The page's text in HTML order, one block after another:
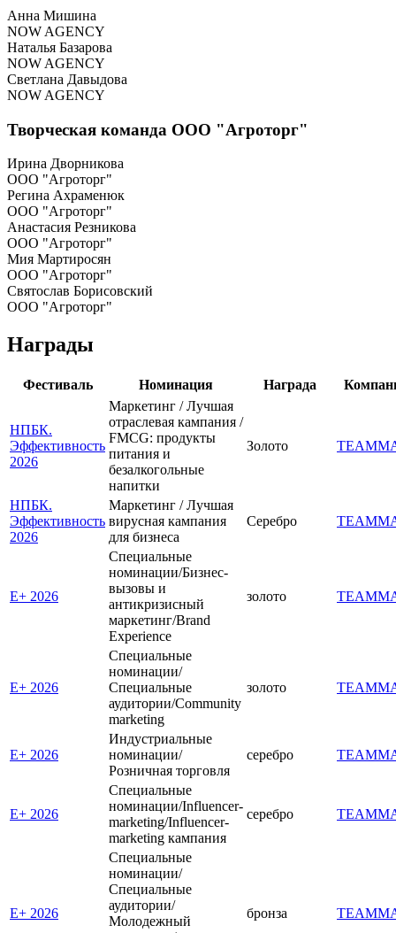
Анна Мишина
NOW AGENCY
Наталья Базарова
NOW AGENCY
Светлана Давыдова
NOW AGENCY
Творческая команда ООО "Агроторг"
Ирина Дворникова
ООО "Агроторг"
Регина Ахраменюк
ООО "Агроторг"
Анастасия Резникова
ООО "Агроторг"
Мия Мартиросян
ООО "Агроторг"
Святослав Борисовский
ООО "Агроторг"
Награды
Фестиваль Номинация Награда
НПБК.
Эффективность
2026
Маркетинг / Лучшая
отраслевая кампания /
FMCG: продукты
питания и
безалкогольные
напитки
Золото
НПБК.
Эффективность
2026
Маркетинг / Лучшая
вирусная кампания
для бизнеса
Серебро
E+ 2026
Специальные
номинации/Бизнес-
вызовы и
антикризисный
маркетинг/Brand
Experience
золото
E+ 2026
Специальные
номинации/
Специальные
аудитории/Community
marketing
золото
E+ 2026
Индустриальные
номинации/
Розничная торговля
серебро
E+ 2026
Специальные
номинации/Influencer-
marketing/Influencer-
marketing кампания
серебро
E+ 2026
Специальные
номинации/
Специальные
аудитории/
Молодежный
бронза